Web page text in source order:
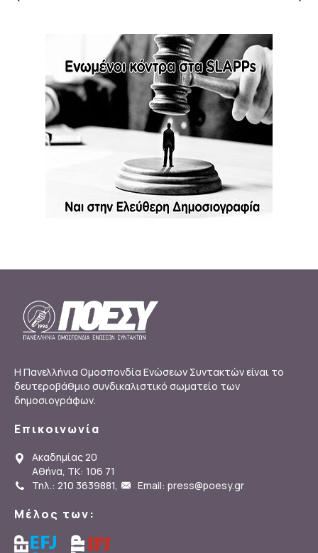
Η Πανελλήνια Ομοσπονδία Ενώσεων Συντακτών είναι το
δευτεροβάθμιο συνδικαλιστικό σωματείο των
δημοσιογράφων.
Επικοινωνία
Ακαδημίας 20
Αθήνα, ΤΚ: 106 71
Τηλ.: 210 3639881, Email: press@poesy.gr
Μέλος των: